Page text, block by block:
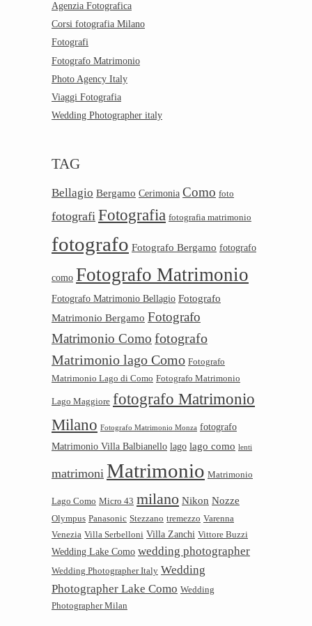
Agenzia Fotografica
Corsi fotografia Milano
Fotografi
Fotografo Matrimonio
Photo Agency Italy
Viaggi Fotografia
Wedding Photographer italy
TAG
Bellagio Bergamo Cerimonia Como foto
fotografi Fotografia fotografia matrimonio
fotografo Fotografo Bergamo fotografo
como Fotografo Matrimonio
Fotografo Matrimonio Bellagio Fotografo
Matrimonio Bergamo Fotografo
Matrimonio Como fotografo
Matrimonio lago Como Fotografo
Matrimonio Lago di Como Fotografo Matrimonio
Lago Maggiore fotografo Matrimonio
Milano Fotografo Matrimonio Monza fotografo
Matrimonio Villa Balbianello lago lago como lenti
matrimoni Matrimonio Matrimonio
Lago Como Micro 43 milano Nikon Nozze
Olympus Panasonic Stezzano tremezzo Varenna
Venezia Villa Serbelloni Villa Zanchi Vittore Buzzi
Wedding Lake Como wedding photographer
Wedding Photographer Italy Wedding
Photographer Lake Como Wedding
Photographer Milan